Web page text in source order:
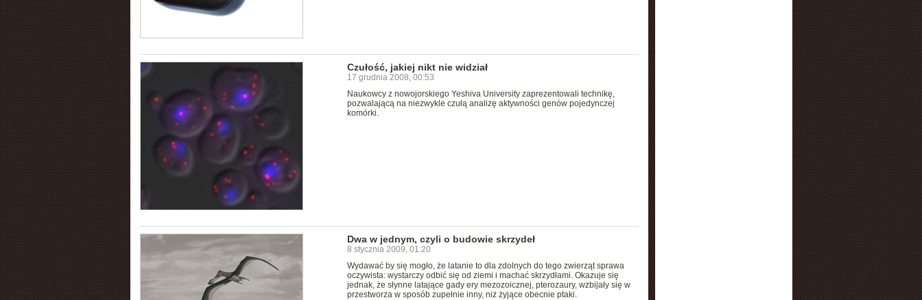
Czułość, jakiej nikt nie widział
17 grudnia 2008, 00:53
Naukowcy z nowojorskiego Yeshiva University zaprezentowali technikę,
pozwalającą na niezwykle czułą analizę aktywności genów pojedynczej
komórki.
Dwa w jednym, czyli o budowie skrzydeł
8 stycznia 2009, 01:20
Wydawać by się mogło, że latanie to dla zdolnych do tego zwierząt sprawa
oczywista: wystarczy odbić się od ziemi i machać skrzydłami. Okazuje się
jednak, że słynne latające gady ery mezozoicznej, pterozaury, wzbijały się w
przestworza w sposób zupełnie inny, niż żyjące obecnie ptaki.